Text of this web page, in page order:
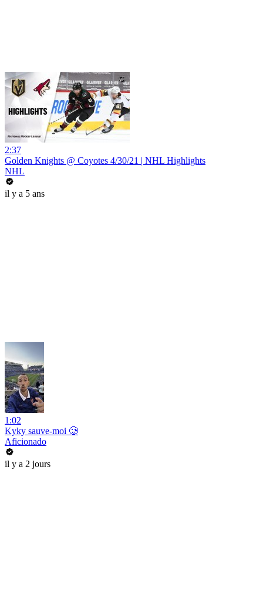
2:37
Golden Knights @ Coyotes 4/30/21 | NHL Highlights
NHL
il y a 5 ans
1:02
Kyky sauve-moi 🥲
Aficionado
il y a 2 jours